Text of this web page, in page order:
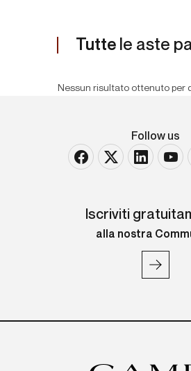
Tutte le aste
Nessun risultato ottenuto per
Follow us
Iscriviti
alla nostra